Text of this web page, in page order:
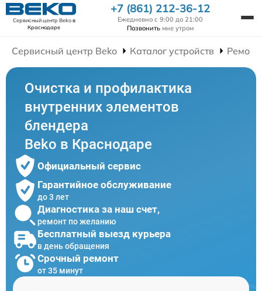
Сервисный центр Bekoв
Краснодаре
+7 (861) 212-36-12
Ежедневно с 9:00 до 21:00
Позвонить мне утром
Сервисный центр Beko Каталог устройств
Очистка и профилактика
внутренних элементов
блендера
Beko в Краснодаре
Официальный сервис
Гарантийное обслуживание
до 3 лет
Диагностика за наш счет,
ремонт по желанию
Бесплатный выезд курьера
в день обращения
Срочный ремонт
от 35 минут